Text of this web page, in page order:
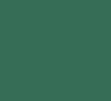
François-
Zadkine